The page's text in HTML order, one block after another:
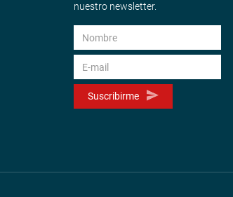
nuestro newsletter.
Suscribirme